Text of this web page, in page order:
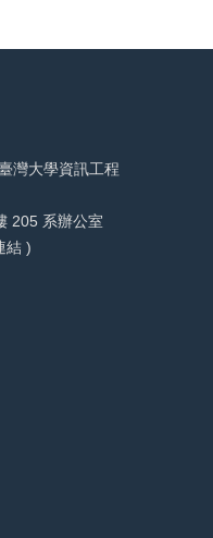
灣大學資訊工程
205 系辦公室
結 )